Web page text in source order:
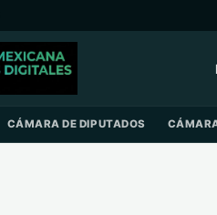
CÁMARA DE DIPUTADOS